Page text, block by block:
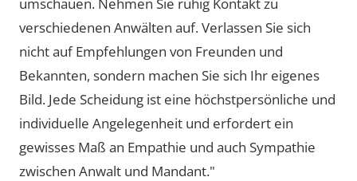
verschiedenen Anwälten auf. Verlassen Sie sich
nicht auf Empfehlungen von Freunden und
Bekannten, sondern machen Sie sich Ihr eigenes
Bild. Jede Scheidung ist eine höchstpersönliche und
individuelle Angelegenheit und erfordert ein
gewisses Maß an Empathie und auch Sympathie
zwischen Anwalt und Mandant."